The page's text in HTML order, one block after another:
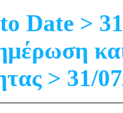
Date >
> 31/